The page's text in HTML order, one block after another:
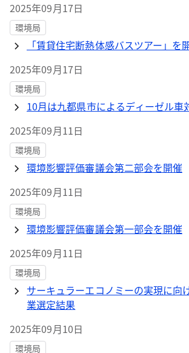
2025年09月17日
環境局
「賃貸住宅断熱体感バスツアー」を
2025年09月17日
環境局
10月は九都県市によるディーゼル車
2025年09月11日
環境局
環境影響評価審議会第二部会を開催
2025年09月11日
環境局
環境影響評価審議会第一部会を開催
2025年09月11日
環境局
サーキュラーエコノミーの実現に向
業選定結果
2025年09月10日
環境局